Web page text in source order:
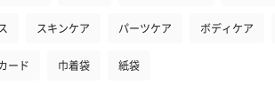
スキンケア パーツケア ボディケア
ード 巾着袋 紙袋